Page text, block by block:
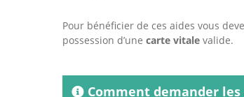
Pour bénéficier de ces aides vous
possession d’une carte vitale valide.
Comment demander les